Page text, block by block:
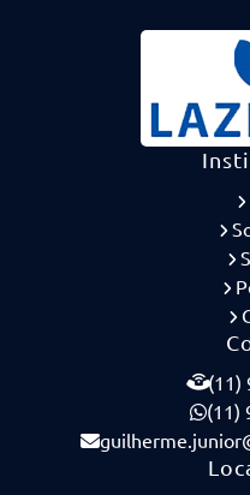
(11)
(11)